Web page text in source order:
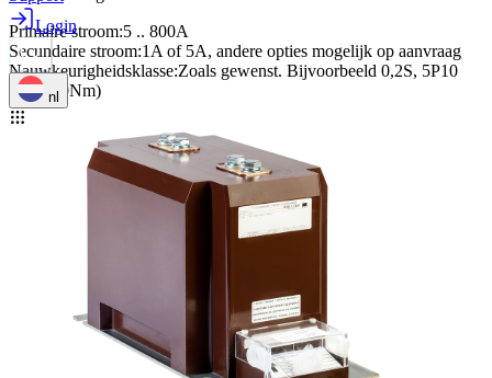
Login
nl
Primaire stroom:5 .. 800A
Secundaire stroom:1A of 5A, andere opties mogelijk op aanvraag
Nauwkeurigheidsklasse:Zoals gewenst. Bijvoorbeeld 0,2S, 5P10
M12 (40Nm)